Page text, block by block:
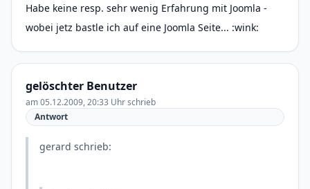
Habe keine resp. sehr wenig Erfahrung mit Joomla -
wobei jetz bastle ich auf eine Joomla Seite... :wink:
gelöschter Benutzer
am 05.12.2009, 20:33 Uhr schrieb
Antwort
gerard schrieb: